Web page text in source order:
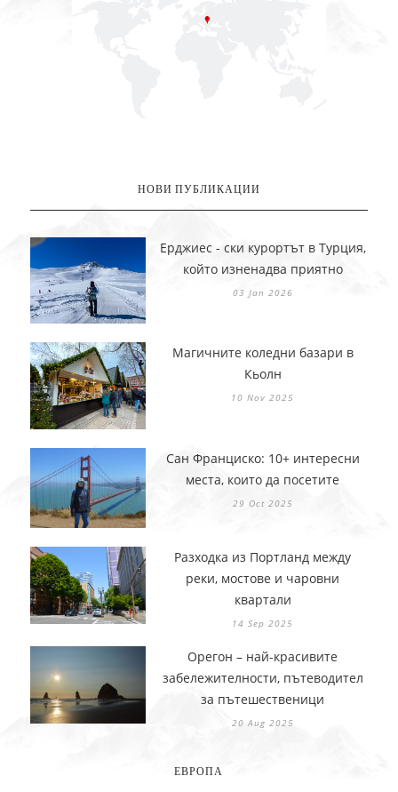
НОВИ ПУБЛИКАЦИИ
Ерджиес - ски курортът в Турция,
който изненадва приятно
03 Jan 2026
Магичните коледни базари в
Кьолн
10 Nov 2025
Сан Франциско: 10+ интересни
места, които да посетите
29 Oct 2025
Разходка из Портланд между
реки, мостове и чаровни
квартали
14 Sep 2025
Орегон – най-красивите
забележителности, пътеводител
за пътешественици
20 Aug 2025
ЕВРОПА